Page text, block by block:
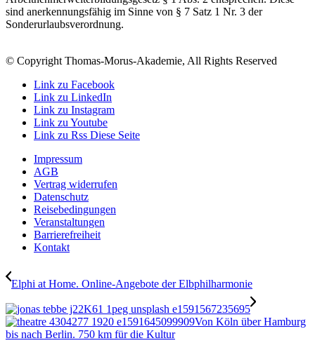
sind anerkennungsfähig im Sinne von § 7 Satz 1 Nr. 3 der
Sonderurlaubsverordnung.
© Copyright Thomas-Morus-Akademie, All Rights Reserved
Link zu Facebook
Link zu LinkedIn
Link zu Instagram
Link zu Youtube
Link zu Rss Diese Seite
Impressum
AGB
Vertrag widerrufen
Datenschutz
Reisebedingungen
Veranstaltungen
Barrierefreiheit
Kontakt
Elphi at Home. Online-Angebote der Elbphilharmonie
Von Köln über Hamburg
bis nach Berlin. 750 km für die Kultur